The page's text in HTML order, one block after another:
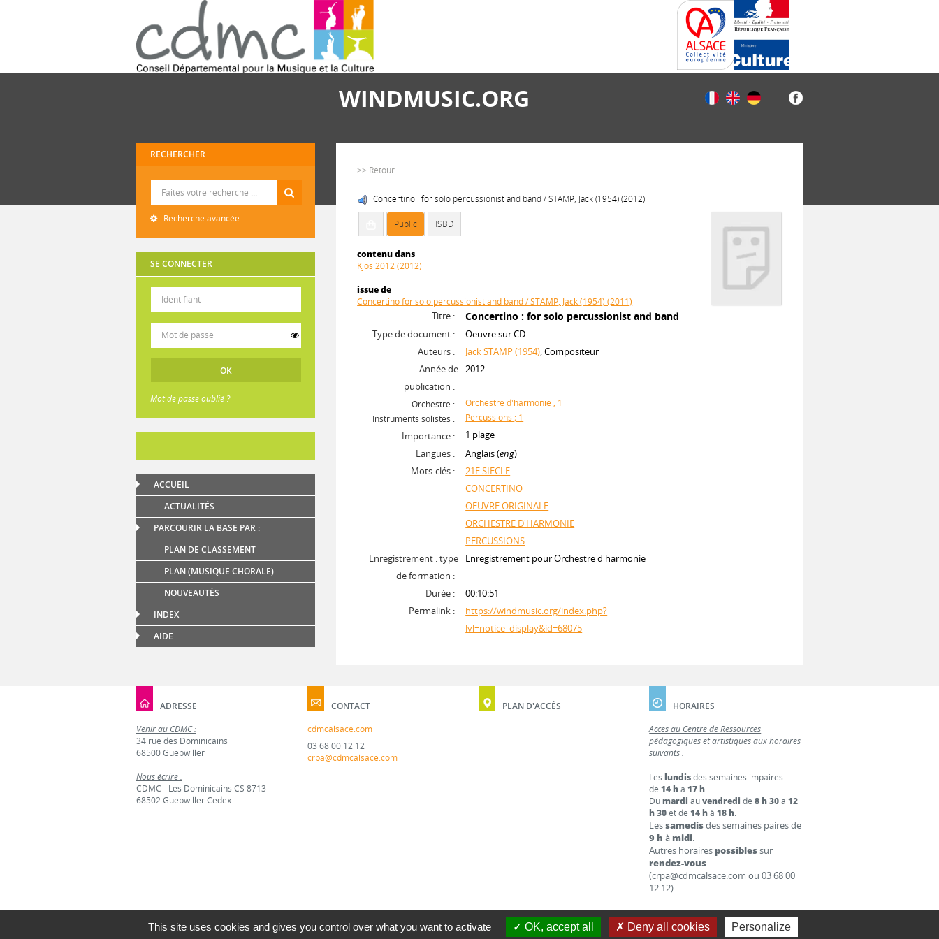
WINDMUSIC.ORG
RECHERCHER
Recherche avancée
SE CONNECTER
Mot de passe oublié ?
ACCUEIL
ACTUALITÉS
PARCOURIR LA BASE PAR :
PLAN DE CLASSEMENT
PLAN (MUSIQUE CHORALE)
NOUVEAUTÉS
INDEX
AIDE
>> Retour
Concertino : for solo percussionist and band / STAMP, Jack (1954) (2012)
Public ISBD
contenu dans
Kjos 2012 (2012)
issue de
Concertino for solo percussionist and band / STAMP, Jack (1954) (2011)
Titre : Concertino : for solo percussionist and band
Type de document :
Oeuvre sur CD
Auteurs :
Jack STAMP (1954), Compositeur
Année de
publication :
2012
Orchestre :
Orchestre d'harmonie ; 1
Instruments solistes :
Percussions ; 1
Importance :
1 plage
Langues :
Anglais (eng)
Mots-clés :
21E SIECLE
CONCERTINO
OEUVRE ORIGINALE
ORCHESTRE D'HARMONIE
PERCUSSIONS
Enregistrement : type
de formation :
Enregistrement pour Orchestre d'harmonie
Durée :
00:10:51
Permalink :
https://windmusic.org/index.php?
lvl=notice_display&id=68075
ADRESSE
Venir au CDMC :
34 rue des Dominicains
68500 Guebwiller
Nous écrire :
CDMC - Les Dominicains CS 8713
68502 Guebwiller Cedex
CONTACT
cdmcalsace.com
03 68 00 12 12
crpa@cdmcalsace.com
PLAN D'ACCÈS
HORAIRES
Accès au Centre de Ressources
pédagogiques et artistiques aux horaires
suivants :
Leslundisdes semaines impaires
de14 hà17 h.
Dumardi auvendredi de8 h 30à12
h 30et de14 hà18 h.
Lessamedisdes semaines paires de
9 h à midi.
Autres horaires possiblessur
rendez-vous
(crpa@cdmcalsace.com ou 03 68 00
12 12).
MENTIONS LÉGALES LIENS CONTACT
This site uses cookies and gives you control over what you want to activate OK, accept all Deny all cookies Personalize